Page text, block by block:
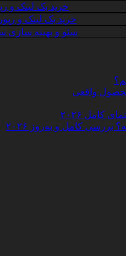
خرید بک لینک و
خرید بک لینک و
سئو و بهینه سازی
۲۰۲۶
کامل و به‌روز ۲۰۲۶